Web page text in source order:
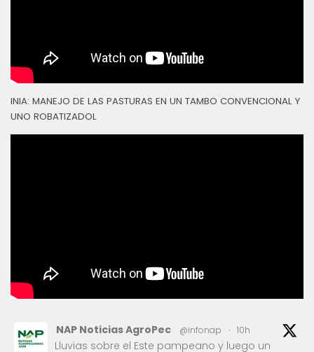
INIA: MANEJO DE LAS PASTURAS EN UN TAMBO CONVENCIONAL Y
UNO ROBATIZADOL
NAP Noticias AgroPec @infonap · 10h
Lluvias sobre el Este pampeano y luego un